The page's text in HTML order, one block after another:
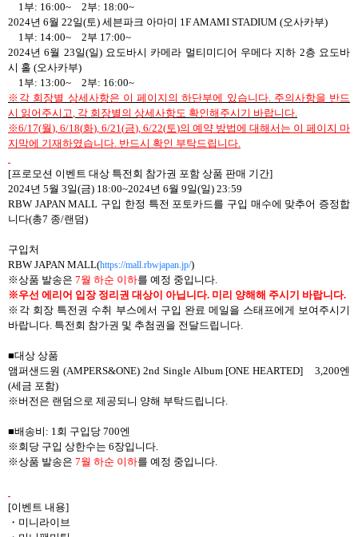
1부: 16:00~ 2부: 18:00~
2024년 6월 22일(토) 세븐파크 아마미 1F AMAMI STADIUM (오사카부)
1부: 14:00~ 2부 17:00~
2024년6월 23일(일) 요도바시 카메라 멀티미디어 우메다 지하 2층 요도바
시 홀 (오사카부)
1부: 13:00~ 2부: 16:00~
※ 각 회장별 상세사항은 이 페이지의 하단부에 있습니다. 주의사항을 반드
시 읽어주시고, 각 회장별의 상세사항도 확인해주시기 바랍니다.
※6/17(월), 6/18(화), 6/21(금), 6/22(토)의 예약 방법에 대해서는 이 페이지 마
지막에 기재하였습니다. 반드시 확인 부탁드립니다.
[프로모션 이벤트 대상 특전회 참가권 포함 상품 판매 기간]
2024년 5월 3일(금) 18:00~2024년 6월 9일(일) 23:59
RBW JAPAN MALL 구입 한정 특전 포토카드를 구입 매수에 맞추어 증정합
니다(총7 종/랜덤)
구입처
RBW JAPAN MALL(https://mall.rbwjapan.jp/)
※상품 발송은 7월 하순 이하를 예정 중입니다.
※우선 에리어 입장 정리권 대상이 아닙니다. 미리 양해해 주시기 바랍니다.
※각 회장 특전권 수취 부스에서 구입 완료 메일을 스태프에게 보여주시기
바랍니다. 특전회 참가권 및 추첨권을 전달드립니다.
■대상 상품
앰퍼샌드원 (AMPERS&ONE) 2nd Single Album [ONE HEARTED] 3,200엔
(세금 포함)
※버전은 랜덤으로 제공되니 양해 부탁드립니다.
■배송비 : 1회 구입당 700엔
※회당 구입 상한수는 6장입니다.
※상품 발송은 7월 하순 이하를 예정 중입니다.
[이벤트 내용]
・ 미니라이브